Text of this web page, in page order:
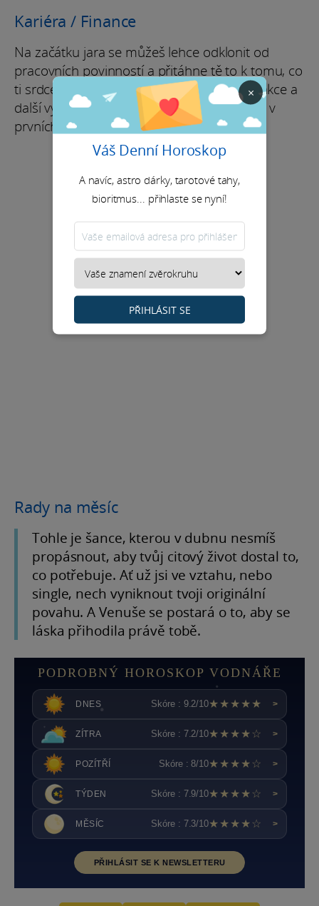
Kariéra / Finance
Na začátku jara se můžeš lehce odklonit od
pracovních povinností a přitáhne tě to k tomu, co
ti srdce samo nabízí. I tak ale poběží transakce a
další výměny. Jen o něco plynuleji, a hlavně v
prvních dvou týdnech.
Rady na měsíc
Tohle je šance, kterou v dubnu nesmíš
propásnout, aby tvůj citový život dostal to,
co potřebuje. Ať už jsi ve vztahu, nebo
single, nech vyniknout tvoji originální
povahu. A Venuše se postará o to, aby se
láska přihodila právě tobě.
PODROBNÝ HOROSKOP VODNÁŘE
DNES Skóre : 9.2/10★★★★★ >
ZÍTRA Skóre : 7.2/10★★★★☆ >
POZÍTŘÍ Skóre : 8/10★★★★☆ >
TÝDEN Skóre : 7.9/10★★★★☆ >
MĚSÍC Skóre : 7.3/10★★★★☆ >
PŘIHLÁSIT SE K NEWSLETTERU
×
Váš Denní Horoskop
A navíc, astro dárky, tarotové tahy,
bioritmus... přihlaste se nyní!
PŘIHLÁSIT SE